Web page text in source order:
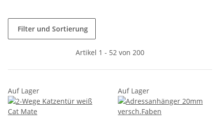
Filter und Sortierung
Artikel 1 - 52 von 200
Auf Lager Auf Lager